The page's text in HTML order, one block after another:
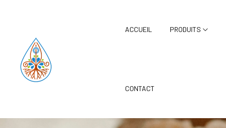
ACCUEIL PRODUITS
CONTACT